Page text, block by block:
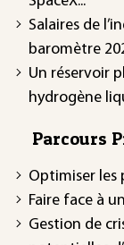
Salaires de
baromètre
Un réservoir
hydrogène
Parcours
Optimiser les
Faire face à
Gestion de